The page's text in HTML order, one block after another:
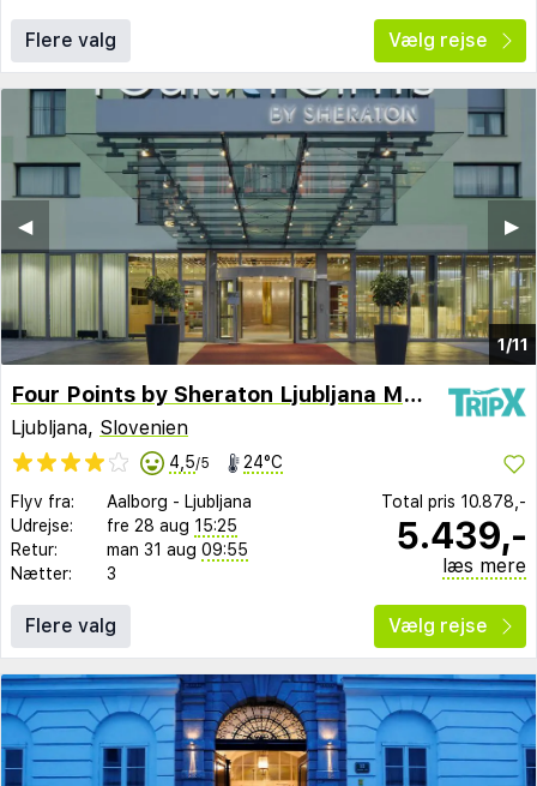
Flere valg Vælg rejse
1/11
▶︎
◀︎
Four Points by Sheraton Ljubljana Mons
Ljubljana, Slovenien
4,5/5 24°C
Flyv fra: Aalborg - Ljubljana
Udrejse:
fre 28 aug 15:25
Retur:
man 31 aug 09:55
Nætter:
3
Total pris 10.878,-
5.439,-
læs mere
Flere valg Vælg rejse